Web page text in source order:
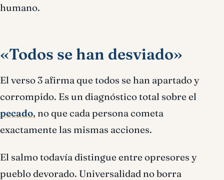
humano.
«Todos se han desviado»
El verso 3 afirma que todos se han apartado y
corrompido. Es un diagnóstico total sobre el
pecado, no que cada persona cometa
exactamente las mismas acciones.
El salmo todavía distingue entre opresores y
pueblo devorado. Universalidad no borra